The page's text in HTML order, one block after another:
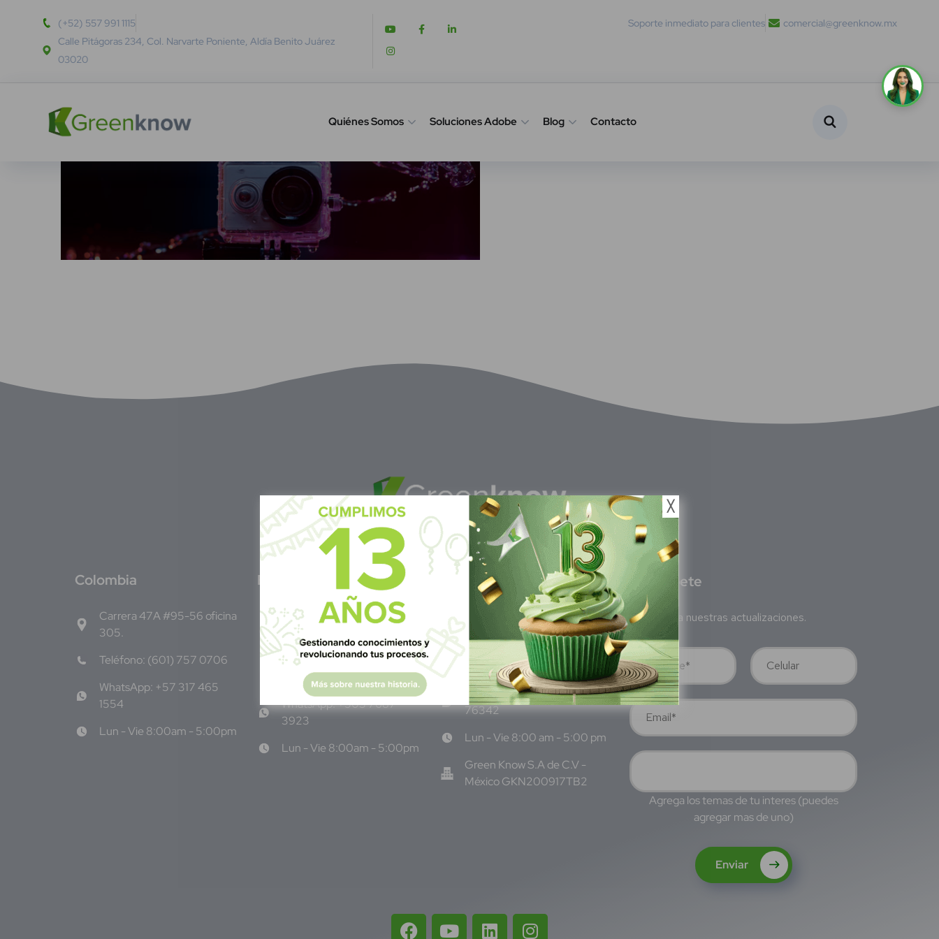
(+52) 557 991 1115
Calle Pitágoras 234, Col. Narvarte Poniente, Aldía Benito Juárez
03020
Soporte inmediato para clientes comercial@greenknow.mx
Quiénes Somos Soluciones Adobe Blog Contacto
Colombia
Carrera 47A #95-56 oficina
305.
Teléfono: (601) 757 0706
WhatsApp: +57 317 465
1554
Lun - Vie 8:00am - 5:00pm
E
1ro Cll Pte, y 61 Av Nte,
#3206, Local 9, San
Salvador Centro
Teléfono: +503 6986 1402
WhatsApp: +503 7687
3923
Lun - Vie 8:00am - 5:00pm
éxico
Calle Pitágoras 234, Col.
Narvarte Poniente, Alcaldía
Benito Juárez, C.P. 03020,
CDMX
WhatsApp: +52 33 140
76342
Lun - Vie 8:00 am - 5:00 pm
Green Know S.A de C.V -
México GKN200917TB2
S ubscríbete
Suscríbete a nuestras actualizaciones.
Agrega los temas de tu interes (puedes
agregar mas de uno)
Enviar
╳